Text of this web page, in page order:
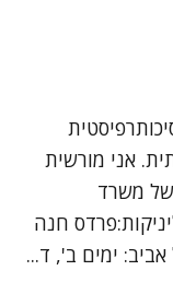
אני מורשית
של משרד
חנה
אביב: ימים ב', ד...